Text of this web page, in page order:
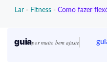
Lar - Fitness - Como fazer
guiapor muito bem ajuste